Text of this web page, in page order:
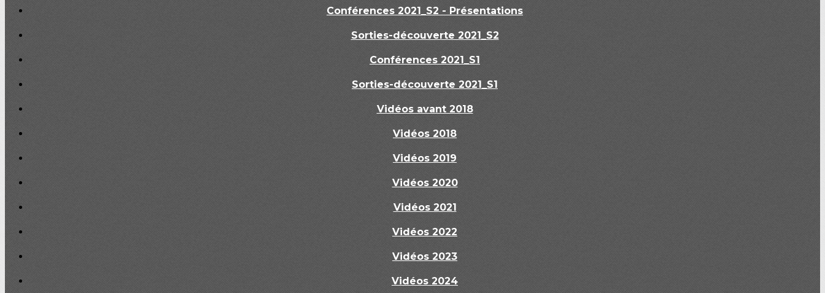
Conférences 2021_S2 - Présentations
Sorties-découverte 2021_S2
Conférences 2021_S1
Sorties-découverte 2021_S1
Vidéos avant 2018
Vidéos 2018
Vidéos 2019
Vidéos 2020
Vidéos 2021
Vidéos 2022
Vidéos 2023
Vidéos 2024